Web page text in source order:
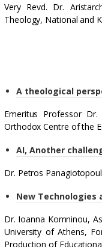
Very Revd. Dr.
Theology, National and
A theological
Emeritus Professor
Orthodox Centre of the
AI, Another
​​​​​​​Dr. Petros
New Technologies
Dr. Ioanna Komninou,
University of Athens,
Production of